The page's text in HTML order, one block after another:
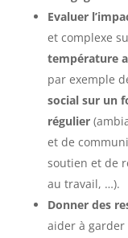
Evaluer
et complexe
température
par exemple
social sur un
régulier
et de
soutien et de
au travail, …).
Donner des
aider à